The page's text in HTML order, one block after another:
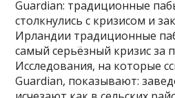
Guardian: традиционные
столкнулись с кризисом и
Ирландии традиционные
самый серьёзный кризис за
Исследования, на которые
Guardian, показывают: